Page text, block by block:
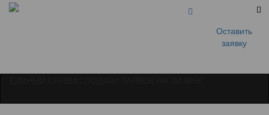
Оставить
заявку